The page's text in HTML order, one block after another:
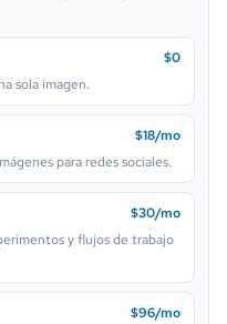
$0
sola imagen.
$18/mo
para redes sociales.
$30/mo
y flujos de trabajo
$96/mo